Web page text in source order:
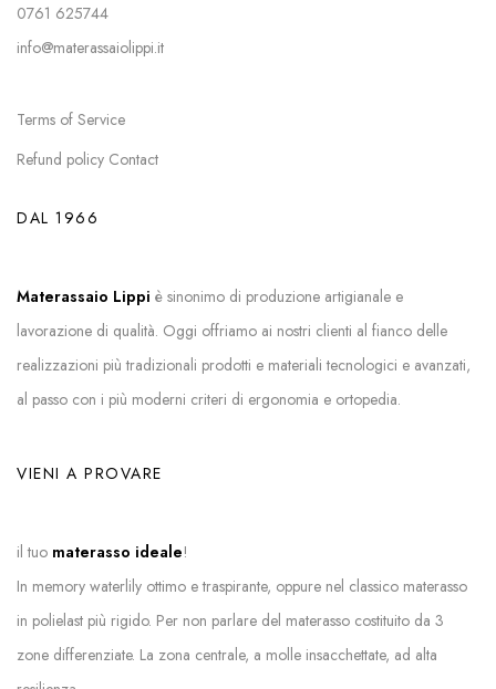
0761 625744
info@materassaiolippi.it
Terms of Service
Refund policy Contact
DAL 1966
Materassaio Lippi è sinonimo di produzione artigianale e
lavorazione di qualità. Oggi offriamo ai nostri clienti al fianco delle
realizzazioni più tradizionali prodotti e materiali tecnologici e avanzati,
al passo con i più moderni criteri di ergonomia e ortopedia.
VIENI A PROVARE
il tuo materasso ideale!
In memory waterlily ottimo e traspirante, oppure nel classico materasso
in polielast più rigido. Per non parlare del materasso costituito da 3
zone differenziate. La zona centrale, a molle insacchettate, ad alta